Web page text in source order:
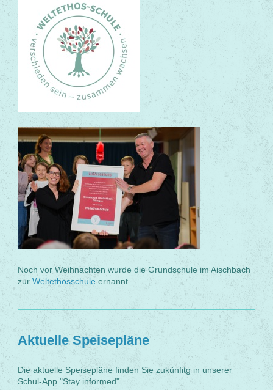
Noch vor Weihnachten wurde die Grundschule im Aischbach
zur Weltethosschule ernannt.
Aktuelle Speisepläne
Die aktuelle Speisepläne finden Sie zukünfitg in unserer
Schul-App "Stay informed".